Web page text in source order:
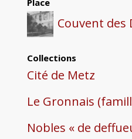
Place
Couvent des
Collections
Cité de Metz
Le Gronnais
Nobles « de